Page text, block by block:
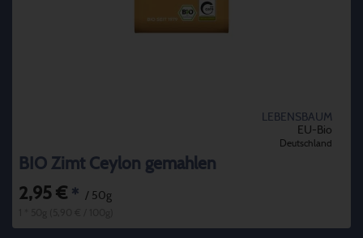
LEBENSBAUM
EU-Bio
Deutschland
BIO Zimt Ceylon gemahlen
2,95 € * / 50g